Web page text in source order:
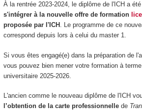
À la rentrée 2023-2024, le diplôme de l'ICH a été
s'intégrer à la nouvelle offre de formation
proposée par l'ICH . Le programme de ce
correspond depuis lors à celui du master 1.
Si vous êtes engagé(e) dans la préparation de
vous pouvez bien mener votre formation à
universitaire 2025-2026.
L'ancien comme le nouveau diplôme de l'ICH
l’obtention de la carte professionnellede